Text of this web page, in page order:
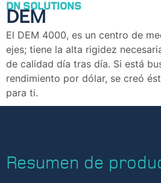
DN SOLUTIONS
DEM
El DEM 4000, es un centro de
ejes; tiene la alta rigidez
de calidad día tras día. Si está
rendimiento por dólar, se creó
para ti.
Resumen de